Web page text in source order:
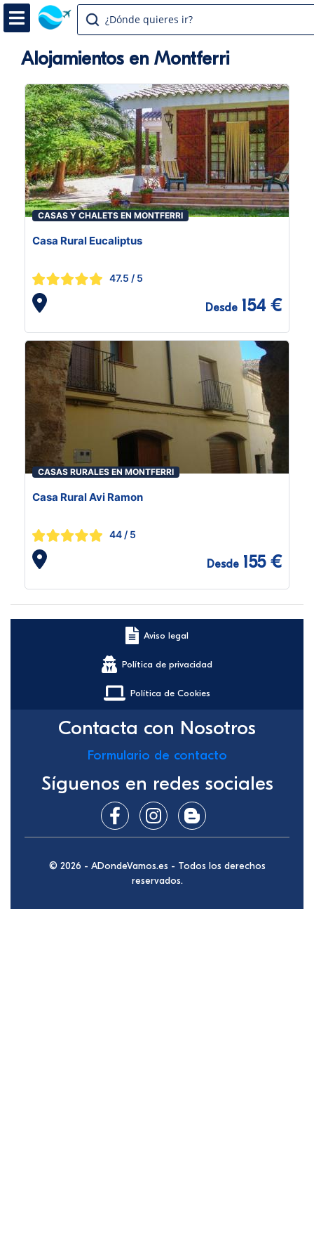
¿Dónde quieres ir?
Alojamientos en Montferri
CASAS Y CHALETS EN MONTFERRI
Casa Rural Eucaliptus
47.5 / 5
Desde 154 €
CASAS RURALES EN MONTFERRI
Casa Rural Avi Ramon
44 / 5
Desde 155 €
Aviso legal
Política de privacidad
Política de Cookies
Contacta con Nosotros
Formulario de contacto
Síguenos en redes sociales
© 2026 - ADondeVamos.es - Todos los derechos
reservados.